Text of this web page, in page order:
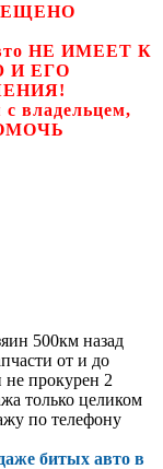
НЕ ИМЕЕТ К
И ЕГО
с владельцем,
500км назад
от и до
не прокурен 2
только целиком
по телефону
битых авто в